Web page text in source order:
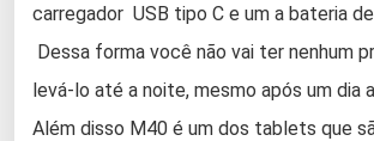
carregador USB tipo C e um a bateria de
Dessa forma você não vai ter nenhum
levá-lo até a noite, mesmo após um dia
Além disso M40 é um dos tablets que